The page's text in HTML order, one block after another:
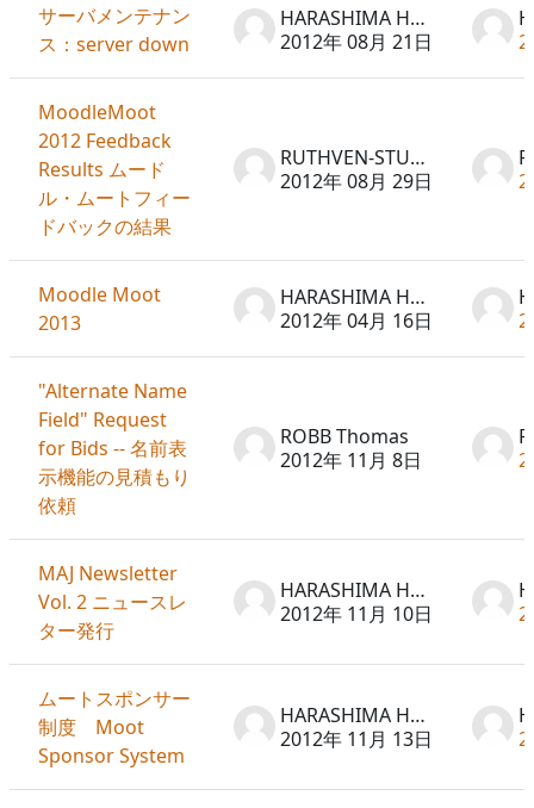
サーバメンテナン
ス：server down
HARASHIMA Hideto
2012年 08月 21日
MoodleMoot
2012 Feedback
Results ムード
ル・ムートフィー
ドバックの結果
RUTHVEN-STUART Peter
2012年 08月 29日
Moodle Moot
2013
HARASHIMA Hideto
2012年 04月 16日
"Alternate Name
Field" Request
for Bids -- 名前表
示機能の見積もり
依頼
ROBB Thomas
2012年 11月 8日
MAJ Newsletter
Vol. 2 ニュースレ
ター発行
HARASHIMA Hideto
2012年 11月 10日
ムートスポンサー
制度 Moot
Sponsor System
HARASHIMA Hideto
2012年 11月 13日